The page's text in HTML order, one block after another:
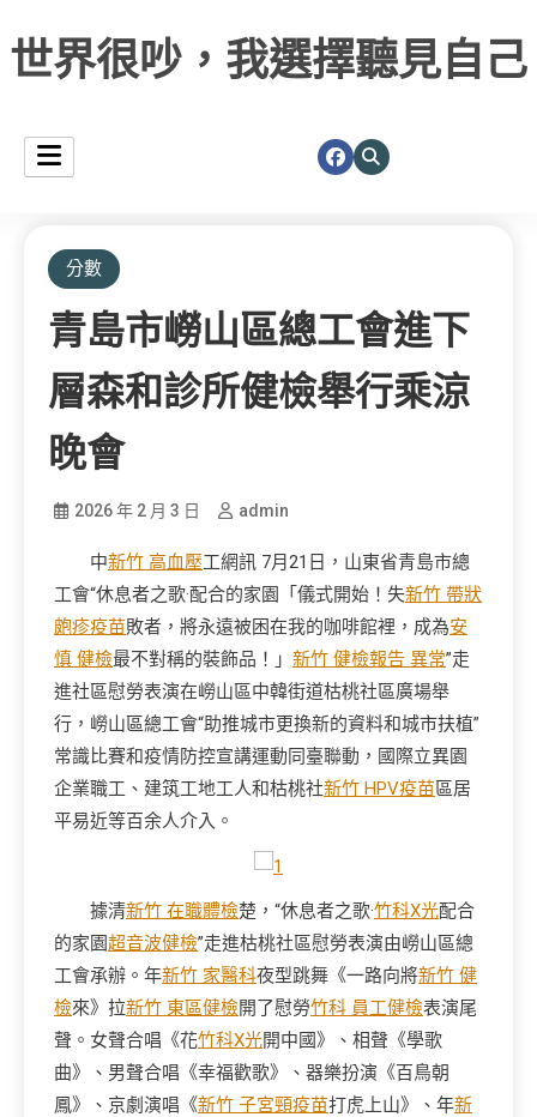
世界很吵，我選擇聽見自己
分數
青島市嶗山區總工會進下
層森和診所健檢舉行乘涼
晚會
2026 年 2 月 3 日 admin
中新竹 高血壓工網訊 7月21日，山東省青島市總
工會“休息者之歌·配合的家園「儀式開始！失新竹 帶狀
皰疹疫苗敗者，將永遠被困在我的咖啡館裡，成為安
慎 健檢最不對稱的裝飾品！」 新竹 健檢報告 異常”走
進社區慰勞表演在嶗山區中韓街道枯桃社區廣場舉
行，嶗山區總工會“助推城市更換新的資料和城市扶植”
常識比賽和疫情防控宣講運動同臺聯動，國際立異園
企業職工、建筑工地工人和枯桃社新竹 HPV疫苗區居
平易近等百余人介入。
據清新竹 在職體檢楚，“休息者之歌·竹科X光配合
的家園超音波健檢”走進枯桃社區慰勞表演由嶗山區總
工會承辦。年新竹 家醫科夜型跳舞《一路向將新竹 健
檢來》拉新竹 東區健檢開了慰勞竹科 員工健檢表演尾
聲。女聲合唱《花竹科X光開中國》、相聲《學歌
曲》、男聲合唱《幸福歡歌》、器樂扮演《百鳥朝
鳳》、京劇演唱《新竹 子宮頸疫苗打虎上山》、年新